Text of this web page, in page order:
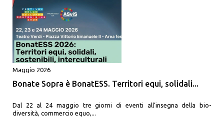
Maggio 2026
Bonate Sopra è BonatESS. Territori equi, solidali...
Dal 22 al 24 maggio tre giorni di eventi all’insegna della bio-
diversità, commercio equo,...